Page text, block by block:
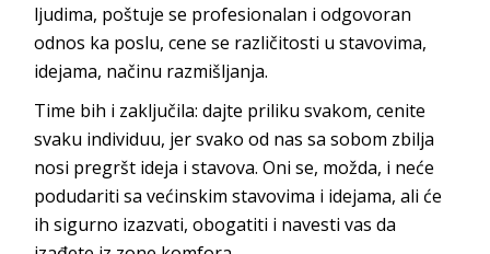
ljudima, poštuje se profesionalan i odgovoran
odnos ka poslu, cene se različitosti u stavovima,
idejama, načinu razmišljanja.
Time bih i zaključila: dajte priliku svakom, cenite
svaku individuu, jer svako od nas sa sobom zbilja
nosi pregršt ideja i stavova. Oni se, možda, i neće
podudariti sa većinskim stavovima i idejama, ali će
ih sigurno izazvati, obogatiti i navesti vas da